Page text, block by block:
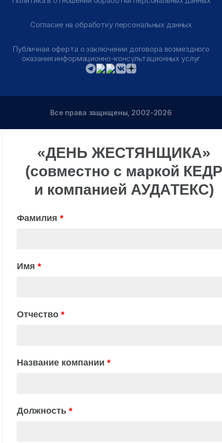
Согласие на обработку персональных данных
Публичная оферта о заключении договора возмездного
оказания информационно-консультационных услуг
Все права защищены, 2002-2026